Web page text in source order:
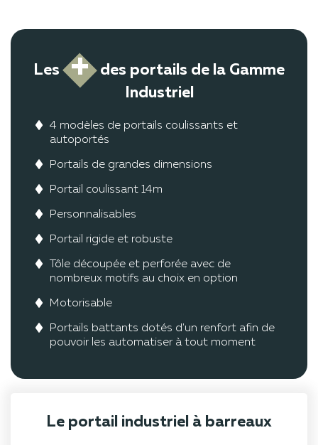
Les + des portails de la Gamme
Industriel
4 modèles de portails coulissants et
autoportés
Portails de grandes dimensions
Portail coulissant 14m
Personnalisables
Portail rigide et robuste
Tôle découpée et perforée avec de
nombreux motifs au choix en option
Motorisable
Portails battants dotés d'un renfort afin de
pouvoir les automatiser à tout moment
Le portail industriel à barreaux